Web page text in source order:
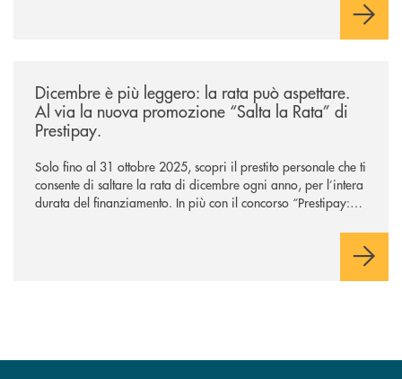
Dicembre è più leggero: la rata può aspettare.
Al via la nuova promozione “Salta la Rata” di
Prestipay.
Solo fino al 31 ottobre 2025, scopri il prestito personale che ti
consente di saltare la rata di dicembre ogni anno, per l’intera
durata del finanziamento. In più con il concorso “Prestipay: la